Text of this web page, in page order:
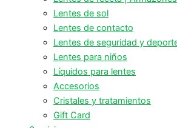
Lentes de sol
Lentes de contacto
Lentes de seguridad y
Lentes para niños
Líquidos para lentes
Accesorios
Cristales y tratamientos
Gift Card